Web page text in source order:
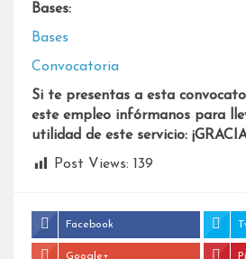
Bases:
Bases
Convocatoria
Si te presentas a esta
este empleo infórmanos para
utilidad de este servicio:
Post Views: 139
Facebook
Google+